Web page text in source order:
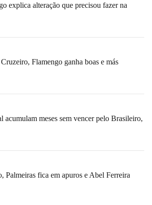
explica alteração que precisou fazer na
Flamengo ganha boas e más
acumulam meses sem vencer pelo Brasileiro,
Palmeiras fica em apuros e Abel Ferreira